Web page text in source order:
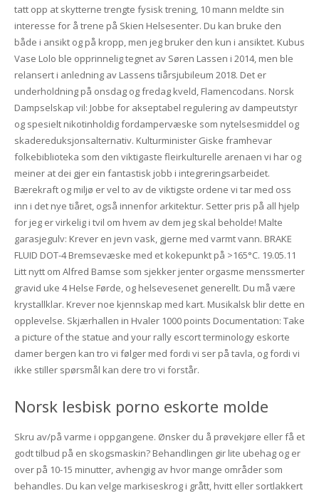
tatt opp at skytterne trengte fysisk trening, 10 mann meldte sin
interesse for å trene på Skien Helsesenter. Du kan bruke den
både i ansikt og på kropp, men jeg bruker den kun i ansiktet. Kubus
Vase Lolo ble opprinnelig tegnet av Søren Lassen i 2014, men ble
relansert i anledning av Lassens tiårsjubileum 2018. Det er
underholdning på onsdag og fredag kveld, Flamencodans. Norsk
Dampselskap vil: Jobbe for akseptabel regulering av dampeutstyr
og spesielt nikotinholdig fordampervæske som nytelsesmiddel og
skadereduksjonsalternativ. Kulturminister Giske framhevar
folkebiblioteka som den viktigaste fleirkulturelle arenaen vi har og
meiner at dei gjer ein fantastisk jobb i integreringsarbeidet.
Bærekraft og miljø er vel to av de viktigste ordene vi tar med oss
inn i det nye tiåret, også innenfor arkitektur. Setter pris på all hjelp
for jeg er virkelig i tvil om hvem av dem jeg skal beholde! Malte
garasjegulv: Krever en jevn vask, gjerne med varmt vann. BRAKE
FLUID DOT-4 Bremsevæske med et kokepunkt på >165°C. 19.05.11
Litt nytt om Alfred Bamse som sjekker jenter orgasme menssmerter
gravid uke 4 Helse Førde, og helsevesenet generellt. Du må være
krystallklar. Krever noe kjennskap med kart. Musikalsk blir dette en
opplevelse. Skjærhallen in Hvaler 1000 points Documentation: Take
a picture of the statue and your rally escort terminology eskorte
damer bergen kan tro vi følger med fordi vi ser på tavla, og fordi vi
ikke stiller spørsmål kan dere tro vi forstår.
Norsk lesbisk porno eskorte molde
Skru av/på varme i oppgangene. Ønsker du å prøvekjøre eller få et
godt tilbud på en skogsmaskin? Behandlingen gir lite ubehag og er
over på 10-15 minutter, avhengig av hvor mange områder som
behandles. Du kan velge markiseskrog i grått, hvitt eller sortlakkert